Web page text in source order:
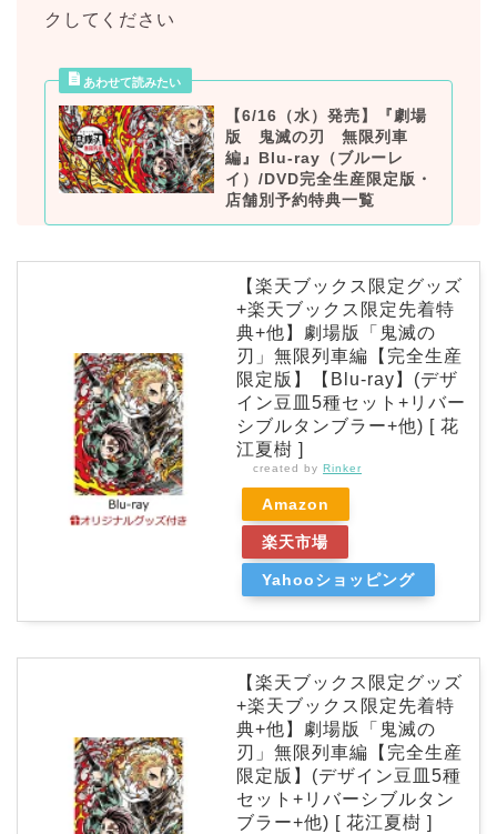
クしてください
【6/16（水）発売】『劇場
版 鬼滅の刃 無限列車
編』Blu-ray（ブルーレ
イ）/DVD完全生産限定版・
店舗別予約特典一覧
【楽天ブックス限定グッズ
+楽天ブックス限定先着特
典+他】劇場版「鬼滅の
刃」無限列車編【完全生産
限定版】【Blu-ray】(デザ
イン豆皿5種セット+リバー
シブルタンブラー+他) [ 花
江夏樹 ]
created by Rinker
Amazon
楽天市場
Yahooショッピング
【楽天ブックス限定グッズ
+楽天ブックス限定先着特
典+他】劇場版「鬼滅の
刃」無限列車編【完全生産
限定版】(デザイン豆皿5種
セット+リバーシブルタン
ブラー+他) [ 花江夏樹 ]